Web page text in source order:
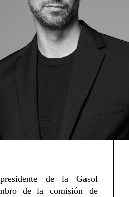
de la Gasol
de la comisión de